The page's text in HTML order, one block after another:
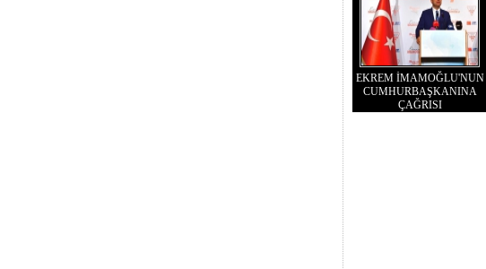
EKREM İMAMOĞLU'NUN
CUMHURBAŞKANINA
ÇAĞRISI